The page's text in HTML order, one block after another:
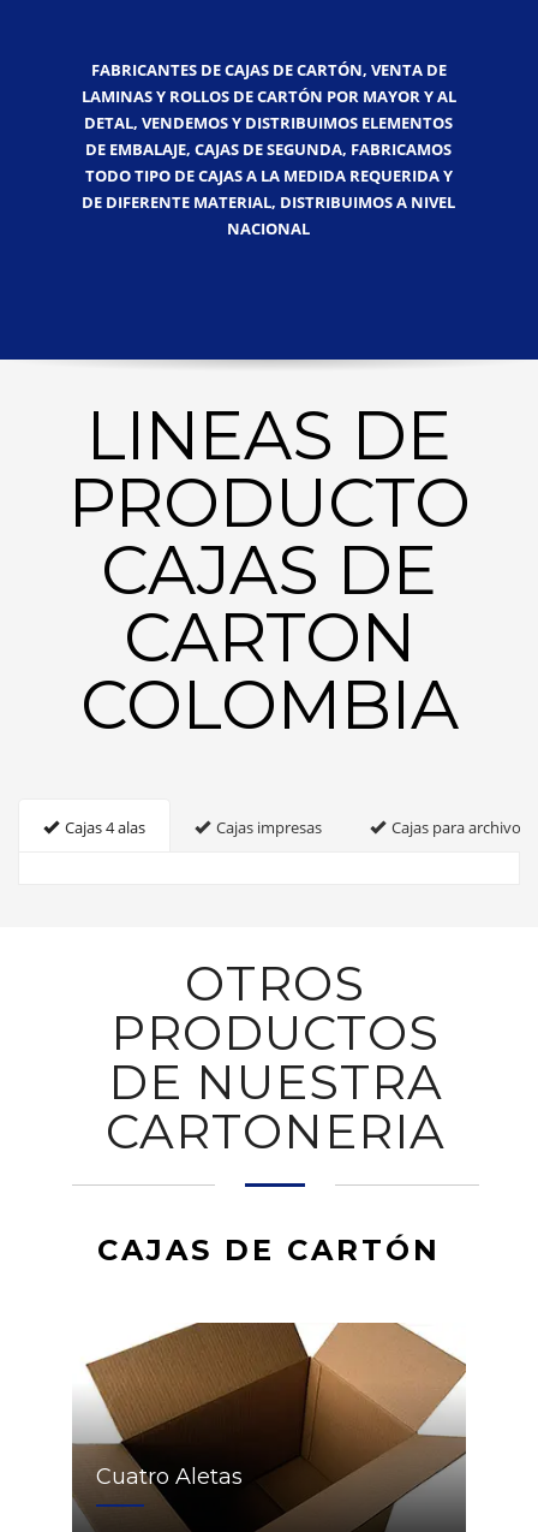
FABRICANTES DE CAJAS DE CARTÓN, VENTA DE
LAMINAS Y ROLLOS DE CARTÓN POR MAYOR Y AL
DETAL, VENDEMOS Y DISTRIBUIMOS ELEMENTOS
DE EMBALAJE, CAJAS DE SEGUNDA, FABRICAMOS
TODO TIPO DE CAJAS A LA MEDIDA REQUERIDA Y
DE DIFERENTE MATERIAL, DISTRIBUIMOS A NIVEL
NACIONAL
LINEAS DE
PRODUCTO
CAJAS DE
CARTON
COLOMBIA
Cajas 4 alas Cajas impresas Cajas para archivo
OTROS
PRODUCTOS
DE NUESTRA
CARTONERIA
CAJAS DE CARTÓN
Cuatro Aletas